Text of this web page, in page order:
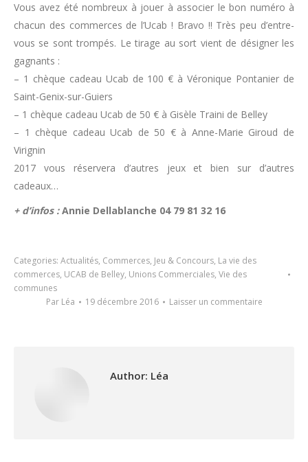
Vous avez été nombreux à jouer à associer le bon numéro à
chacun des commerces de l’Ucab ! Bravo !! Très peu d’entre-
vous se sont trompés. Le tirage au sort vient de désigner les
gagnants :
– 1 chèque cadeau Ucab de 100 € à Véronique Pontanier de
Saint-Genix-sur-Guiers
– 1 chèque cadeau Ucab de 50 € à Gisèle Traini de Belley
– 1 chèque cadeau Ucab de 50 € à Anne-Marie Giroud de
Virignin
2017 vous réservera d’autres jeux et bien sur d’autres
cadeaux…
+ d’infos :Annie Dellablanche 04 79 81 32 16
Categories: Actualités, Commerces, Jeu & Concours, La vie des
commerces, UCAB de Belley, Unions Commerciales, Vie des
communes
Par Léa 19 décembre 2016 Laisser un commentaire
Author: Léa